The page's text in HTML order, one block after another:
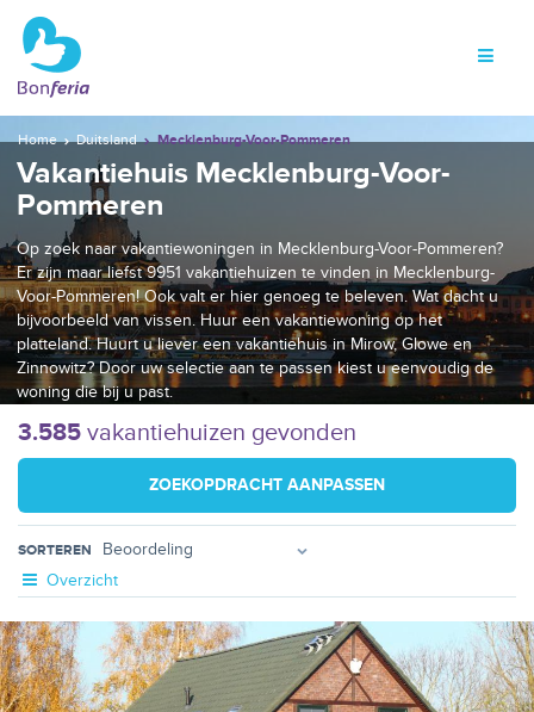
Home Duitsland Mecklenburg-Voor-Pommeren
Vakantiehuis Mecklenburg-Voor-
Pommeren
Op zoek naar vakantiewoningen in Mecklenburg-Voor-Pommeren?
Er zijn maar liefst 9951 vakantiehuizen te vinden in Mecklenburg-
Voor-Pommeren! Ook valt er hier genoeg te beleven. Wat dacht u
bijvoorbeeld van vissen. Huur een vakantiewoning op het
platteland. Huurt u liever een vakantiehuis in Mirow, Glowe en
Zinnowitz? Door uw selectie aan te passen kiest u eenvoudig de
woning die bij u past.
3.585 vakantiehuizen gevonden
ZOEKOPDRACHT AANPASSEN
SORTEREN
Overzicht